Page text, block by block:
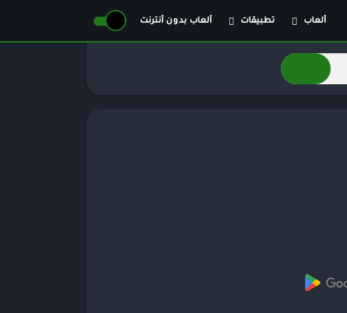
ألعاب
ألعاب حركة
ألعاب كلاسيكية
ألغاز
لوحة
تطبيقات
أدوات الفيديو
ألعاب بدون أنترنت